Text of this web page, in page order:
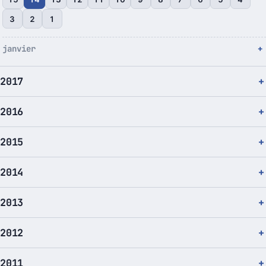
3 2 1
janvier
2017
2016
2015
2014
2013
2012
2011